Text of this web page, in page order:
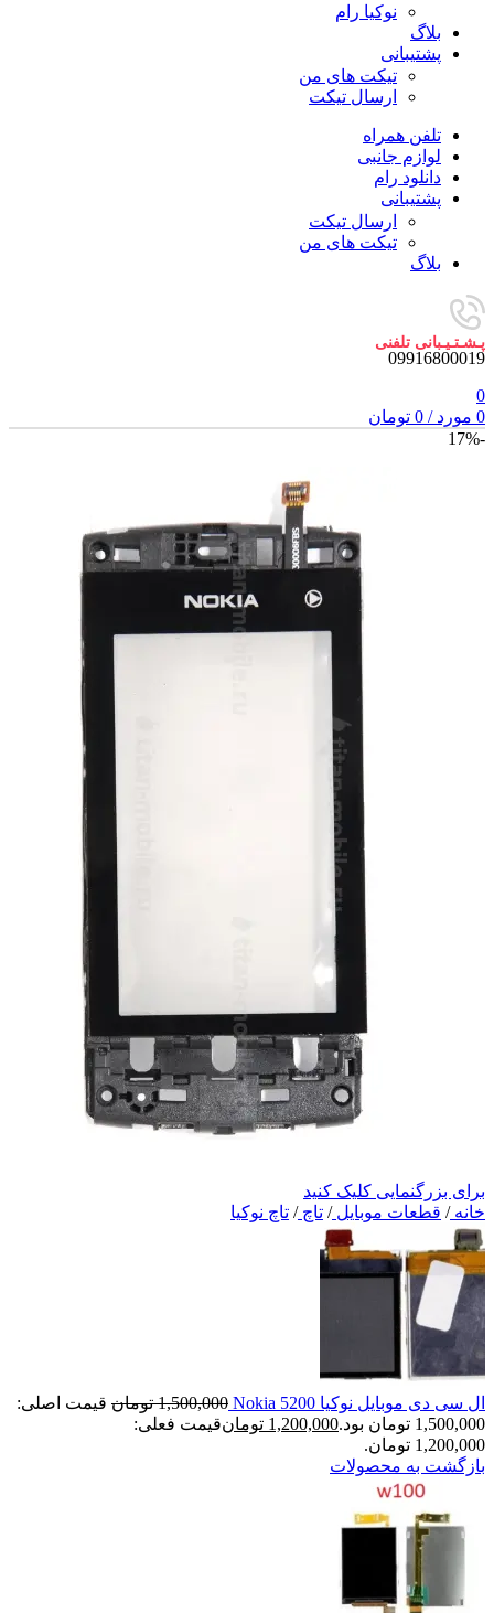
نوکیا رام
بلاگ
پشتیبانی
تیکت های من
ارسال تیکت
تلفن همراه
لوازم جانبی
دانلود رام
پشتیبانی
ارسال تیکت
تیکت های من
بلاگ
پـشـتـیـبانی تلفنی
09916800019
0
0 مورد /
0 تومان
-17%
برای بزرگنمایی کلیک کنید
خانه/ قطعات موبایل/ تاچ/ تاچ نوکیا
ال سی دی موبایل نوکیا Nokia 5200 1,500,000 تومان قیمت اصلی:
1,500,000 تومان بود.
1,200,000 تومانقیمت فعلی:
1,200,000 تومان.
بازگشت به محصولات